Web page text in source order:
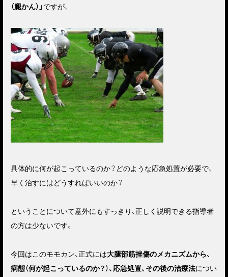
（腿かん）」 ですが、
具体的に何が起こっているのか？どのような応急処置が必要で、
早く治すにはどうすればいいのか？
ということについて意外にもすっきり、正しく説明できる指導者
の方は少ないです。
今回はこのモモカン、正式には大腿部筋挫傷のメカニズムから、
病態（何が起こっているのか？）、応急処置、その後の治療法につい